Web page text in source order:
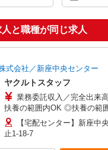
と職種が同じ求人
式会社／新座中央センター
ヤクルトスタッフ
業務委託収入／完全出
扶養の範囲内OK ◎扶養の範
応相談 ※収入補償制度/月10
間） ◆月収例:週5日9時-13時
【宅配センター】新座中
止1-18-7